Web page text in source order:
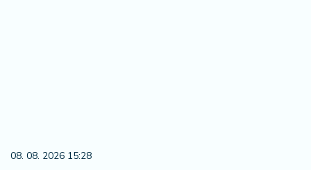
08. 08. 2026 15:28